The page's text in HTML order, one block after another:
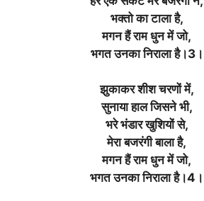
भक्तो का टाला है,
मगन हैं राम धुन में जो,
भगत उनका निराला है।3।
झुकाकर शीश चरणों में,
सुनाया हाल जिसने भी,
भरे भंडार खुशियों से,
मेरा बजरंगी बाला है,
मगन हैं राम धुन में जो,
भगत उनका निराला है।4।